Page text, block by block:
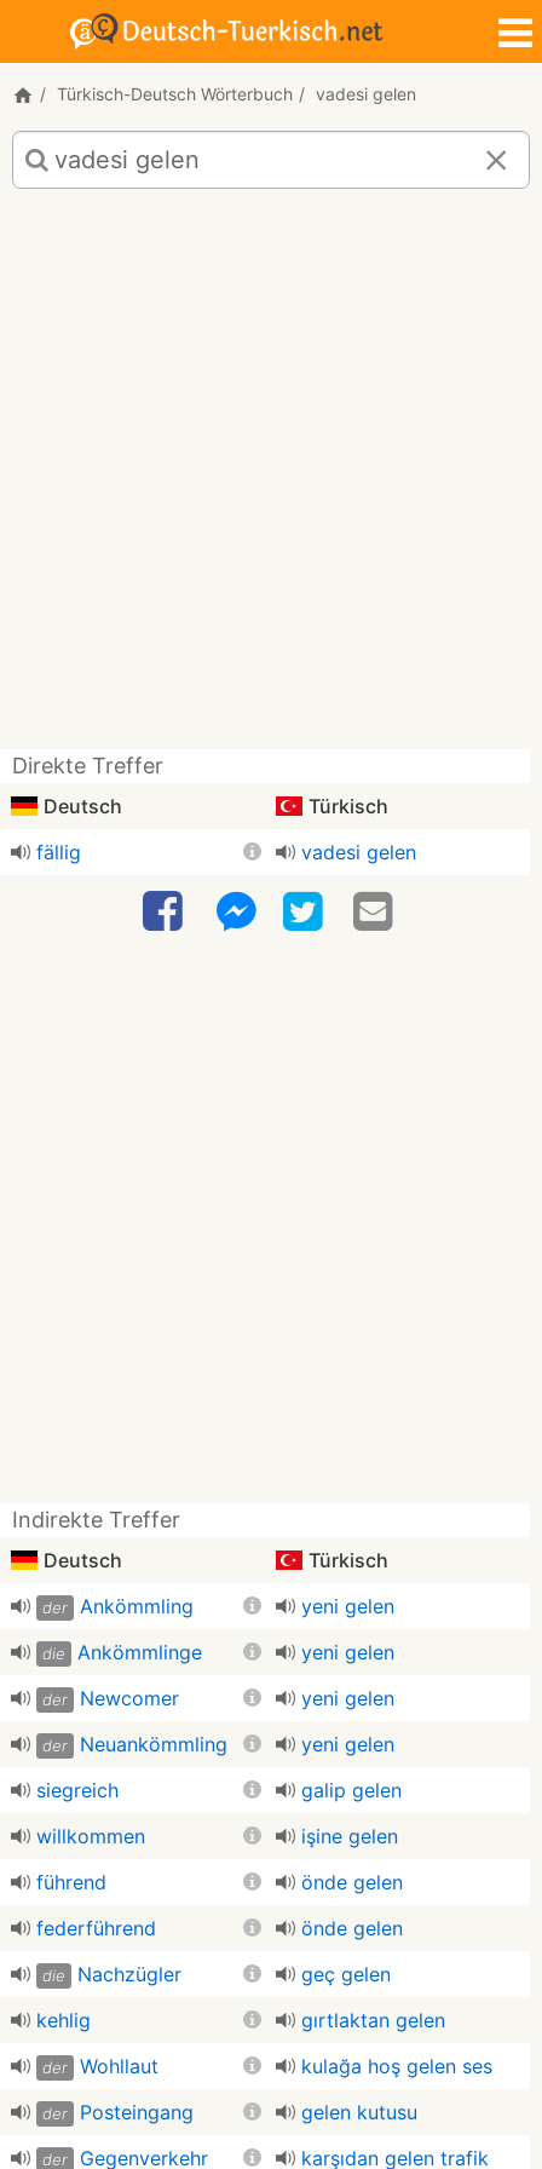
Türkisch-Deutsch Wörterbuch vadesi gelen
Türkisch-
Deutsch
Übersetzung
Direkte Treffer
Deutsch
Türkisch
fällig
vadesi gelen
Indirekte Treffer
Deutsch Türkisch
der Ankömmling yeni gelen
die Ankömmlinge yeni gelen
der Newcomer yeni gelen
der Neuankömmling
yeni gelen
siegreich
galip gelen
willkommen
işine gelen
führend
önde gelen
federführend
önde gelen
die Nachzügler
geç gelen
kehlig
gırtlaktan gelen
der Wohllaut kulağa hoş gelen ses
der Posteingang gelen kutusu
der Gegenverkehr karşıdan gelen trafik